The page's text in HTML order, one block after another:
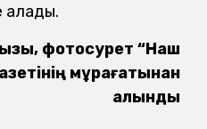
алады.
фотосурет “Наш
мұрағатынан
алынды